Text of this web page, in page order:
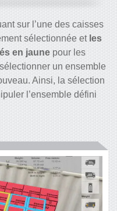
sur l’une des caisses
sélectionnée et les
en jaune pour les
un ensemble
Ainsi, la sélection
l’ensemble défini